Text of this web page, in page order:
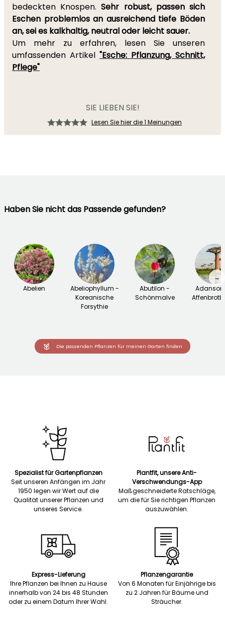
bedeckten Knospen.Sehr robust, passen sich
Eschen problemlos an ausreichend tiefe Böden
an, sei es kalkhaltig, neutral oder leicht sauer.
Um mehr zu erfahren, lesen Sie unseren
umfassenden Artikel "Esche: Pflanzung, Schnitt,
Pflege"
SIE LIEBEN SIE!
Lesen Sie hier die 1 Meinungen
Haben Sie nicht das Passende gefunden?
Abelien
Abeliophyllum -
Koreanische
Forsythie
Abutilon -
Schönmalve
→
Die passenden Pflanzen für meinen Garten finden
Spezialist für Gartenpflanzen
Seit unseren Anfängen im Jahr
1950 legen wir Wert auf die
Qualität unserer Pflanzen und
unseres Service.
Plantfit, unsere Anti-
Verschwendungs-App
Maßgeschneiderte Ratschläge,
um die für Sie richtigen Pflanzen
auszuwählen.
Express-Lieferung
Ihre Pflanzen bei Ihnen zu Hause
innerhalb von 24 bis 48 Stunden
oder zu einem Datum Ihrer Wahl.
Pflanzengarantie
Von 6 Monaten für Einjährige bis
zu 2 Jahren für Bäume und
Sträucher.